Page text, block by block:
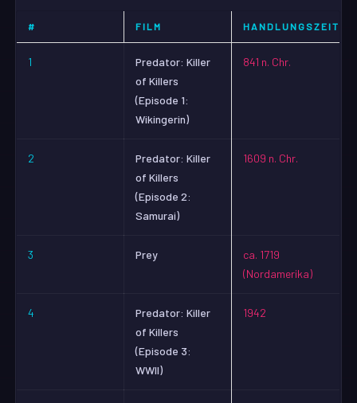
# FILM HANDLUNGSZEIT
1
Predator: Killer
of Killers
(Episode 1:
Wikingerin)
841 n. Chr.
2
Predator: Killer
of Killers
(Episode 2:
Samurai)
1609 n. Chr.
3 Prey
ca. 1719
(Nordamerika)
4
Predator: Killer
of Killers
(Episode 3:
WWII)
1942